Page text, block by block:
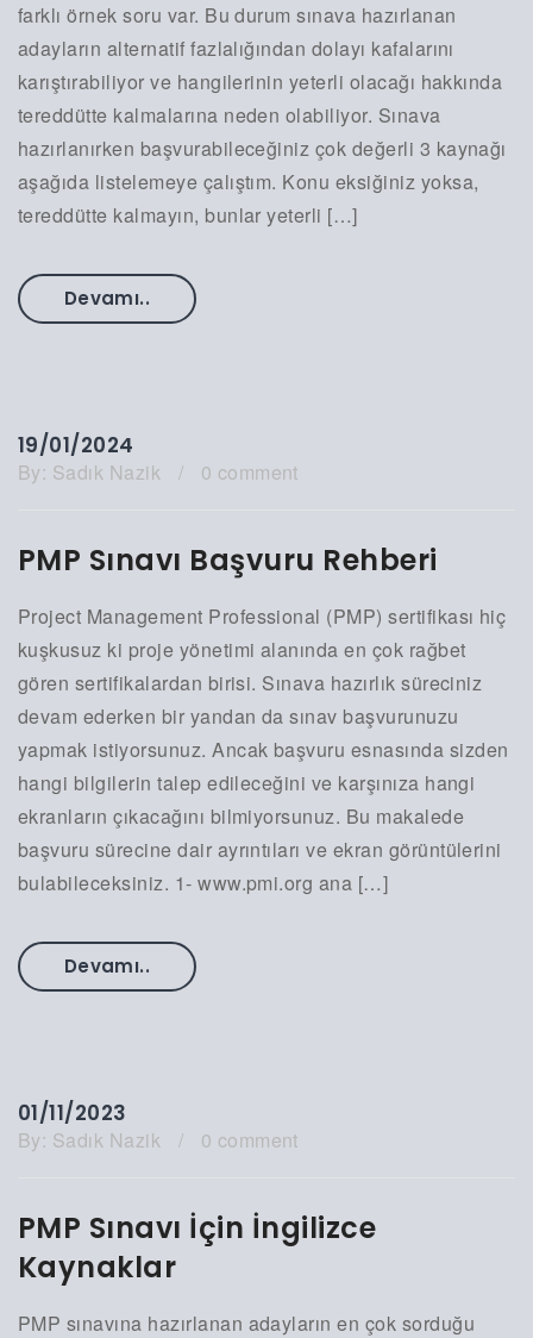
farklı örnek soru var. Bu durum sınava hazırlanan
adayların alternatif fazlalığından dolayı kafalarını
karıştırabiliyor ve hangilerinin yeterli olacağı hakkında
tereddütte kalmalarına neden olabiliyor. Sınava
hazırlanırken başvurabileceğiniz çok değerli 3 kaynağı
aşağıda listelemeye çalıştım. Konu eksiğiniz yoksa,
tereddütte kalmayın, bunlar yeterli […]
Devamı..
19/01/2024
By: Sadık Nazik / 0 comment
PMP Sınavı Başvuru Rehberi
Project Management Professional (PMP) sertifikası hiç
kuşkusuz ki proje yönetimi alanında en çok rağbet
gören sertifikalardan birisi. Sınava hazırlık süreciniz
devam ederken bir yandan da sınav başvurunuzu
yapmak istiyorsunuz. Ancak başvuru esnasında sizden
hangi bilgilerin talep edileceğini ve karşınıza hangi
ekranların çıkacağını bilmiyorsunuz. Bu makalede
başvuru sürecine dair ayrıntıları ve ekran görüntülerini
bulabileceksiniz. 1- www.pmi.org ana […]
Devamı..
01/11/2023
By: Sadık Nazik / 0 comment
PMP Sınavı İçin İngilizce
Kaynaklar
PMP sınavına hazırlanan adayların en çok sorduğu